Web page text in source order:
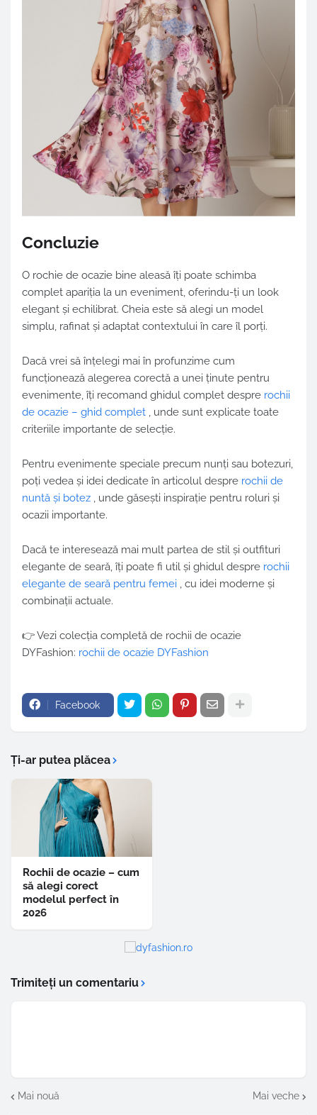
Concluzie
O rochie de ocazie bine aleasă îți poate schimba
complet apariția la un eveniment, oferindu-ți un look
elegant și echilibrat. Cheia este să alegi un model
simplu, rafinat și adaptat contextului în care îl porți.
Dacă vrei să înțelegi mai în profunzime cum
funcționează alegerea corectă a unei ținute pentru
evenimente, îți recomand ghidul complet despre rochii
de ocazie – ghid complet , unde sunt explicate toate
criteriile importante de selecție.
Pentru evenimente speciale precum nunți sau botezuri,
poți vedea și idei dedicate în articolul despre rochii de
nuntă și botez , unde găsești inspirație pentru roluri și
ocazii importante.
Dacă te interesează mai mult partea de stil și outfituri
elegante de seară, îți poate fi util și ghidul despre rochii
elegante de seară pentru femei , cu idei moderne și
combinații actuale.
👉 Vezi colecția completă de rochii de ocazie
DYFashion: rochii de ocazie DYFashion
Facebook
Ți-ar putea plăcea
Rochii de ocazie – cum
să alegi corect
modelul perfect în
2026
Trimiteți un comentariu
Mai nouă Mai veche